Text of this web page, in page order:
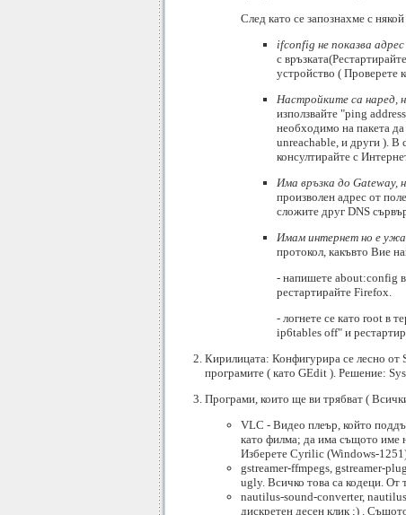
След като се запознахме с
ifconfig не показва
с
устройство ( Проверете
Настройките са наред,
използвайте "ping
необходимо на пакета
unreachable, и други ). В
консултирайте с
Има връзка до Gateway,
произволен адрес от
сложите друг DNS
Имам интернет но е
протокол, какъвто Вие
- напишете about:config
рестартирайте Firefox.
- логнете се като root в
ip6tables off" и
Кирилицата: Конфигурира се лесно от
програмите ( като GEdit ). Решение:
Програми, които ще ви трябват (
VLC - Видео плеър, който
като филма; да има същото име
Изберете Cyrilic (Windows-
gstreamer-ffmpegs, gstreamer-
ugly. Всичко това са кодеци. От
nautilus-sound-converter,
дискретен десен клик ;) .